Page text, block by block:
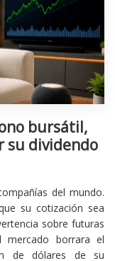
bursátil,
su dividendo
del mundo.
su cotización sea
sobre futuras
mercado borrara el
de dólares de su